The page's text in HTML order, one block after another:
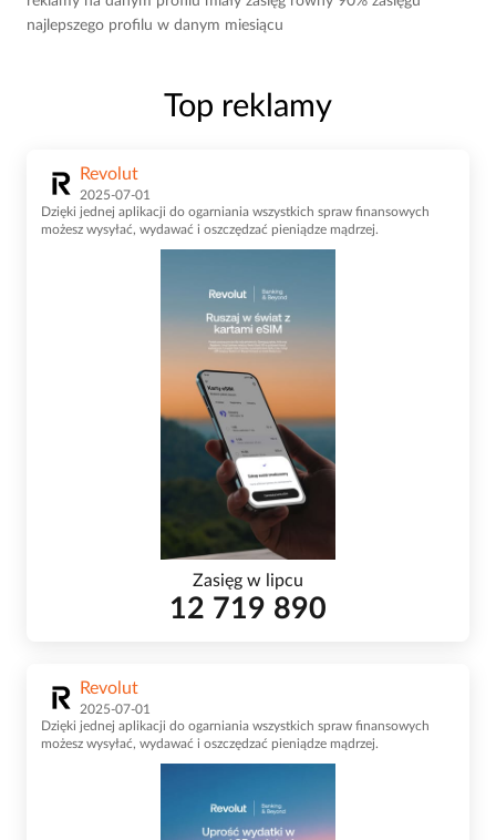
najlepszego profilu w danym miesiącu
Top reklamy
Revolut
2025-07-01
Dzięki jednej aplikacji do ogarniania wszystkich spraw finansowych
możesz wysyłać, wydawać i oszczędzać pieniądze mądrzej.
Zasięg w lipcu
12 719 890
Revolut
2025-07-01
Dzięki jednej aplikacji do ogarniania wszystkich spraw finansowych
możesz wysyłać, wydawać i oszczędzać pieniądze mądrzej.